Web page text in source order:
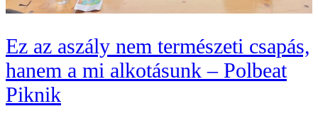
Ez az aszály nem természeti csapás,
hanem a mi alkotásunk – Polbeat
Piknik